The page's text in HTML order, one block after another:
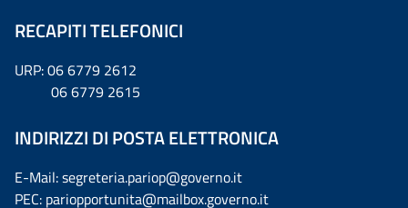
RECAPITI TELEFONICI
URP: 06 6779 2612
06 6779 2615
INDIRIZZI DI POSTA ELETTRONICA
E-Mail: segreteria.pariop@governo.it
PEC: pariopportunita@mailbox.governo.it